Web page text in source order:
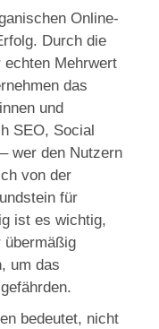
Online-
Durch die
echten Mehrwert
das
und
SEO, Social
wer den Nutzern
von der
für
ist es wichtig,
übermäßig
um das
bedeutet, nicht